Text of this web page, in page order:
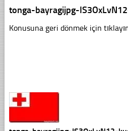
tonga-bayragijpg-
Konusuna geri dönmek için